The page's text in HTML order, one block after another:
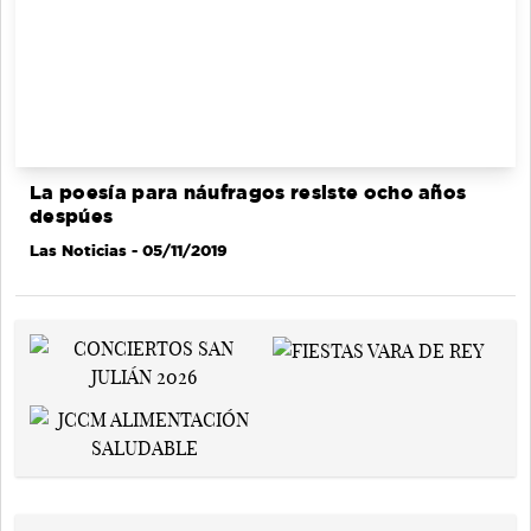
La poesía para náufragos resiste ocho años
despúes
Las Noticias - 05/11/2019